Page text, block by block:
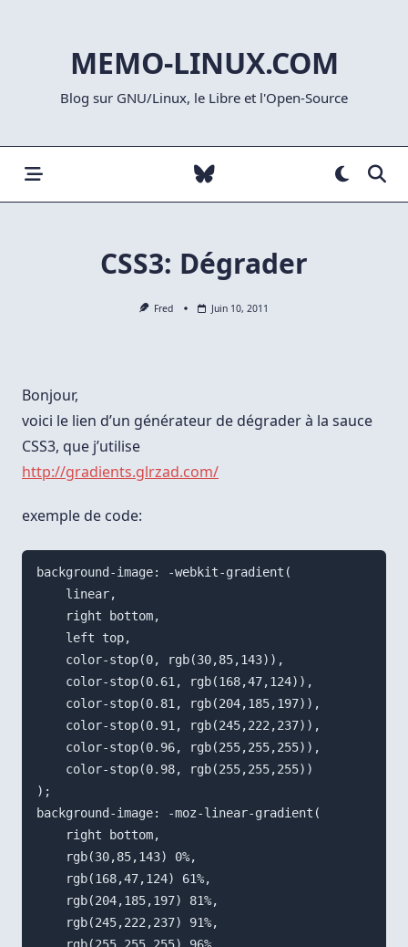
MEMO-LINUX.COM
Blog sur GNU/Linux, le Libre et l'Open-Source
CSS3: Dégrader
Fred Juin 10, 2011
Bonjour,
voici le lien d’un générateur de dégrader à la sauce
CSS3, que j’utilise
http://gradients.glrzad.com/
exemple de code:
background-image: -webkit-gradient(
    linear,
    right bottom,
    left top,
    color-stop(0, rgb(30,85,143)),
    color-stop(0.61, rgb(168,47,124)),
    color-stop(0.81, rgb(204,185,197)),
    color-stop(0.91, rgb(245,222,237)),
    color-stop(0.96, rgb(255,255,255)),
    color-stop(0.98, rgb(255,255,255))
);
background-image: -moz-linear-gradient(
    right bottom,
    rgb(30,85,143) 0%,
    rgb(168,47,124) 61%,
    rgb(204,185,197) 81%,
    rgb(245,222,237) 91%,